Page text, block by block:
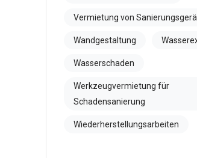
Vermietung von
Wandgestaltung
Wasserschaden
Werkzeugvermietung für
Schadensanierung
Wiederherstellungsarbeiten